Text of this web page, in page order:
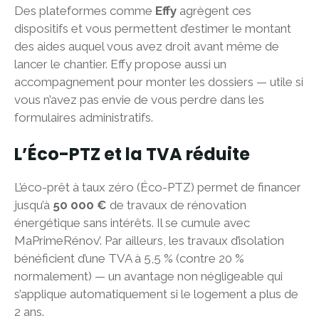
Des plateformes comme Effy agrègent ces
dispositifs et vous permettent d’estimer le montant
des aides auquel vous avez droit avant même de
lancer le chantier. Effy propose aussi un
accompagnement pour monter les dossiers — utile si
vous n’avez pas envie de vous perdre dans les
formulaires administratifs.
L’Éco-PTZ et la TVA réduite
L’éco-prêt à taux zéro (Éco-PTZ) permet de financer
jusqu’à 50 000 € de travaux de rénovation
énergétique sans intérêts. Il se cumule avec
MaPrimeRénov’. Par ailleurs, les travaux d’isolation
bénéficient d’une TVA à 5,5 % (contre 20 %
normalement) — un avantage non négligeable qui
s’applique automatiquement si le logement a plus de
2 ans.